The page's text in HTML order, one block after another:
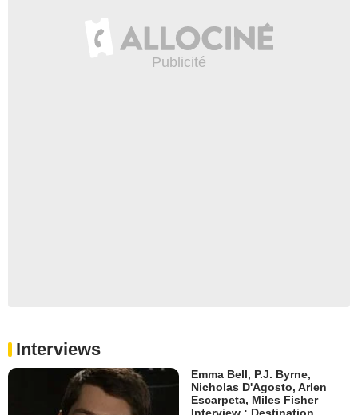
Interviews
Emma Bell, P.J. Byrne,
Nicholas D'Agosto, Arlen
Escarpeta, Miles Fisher